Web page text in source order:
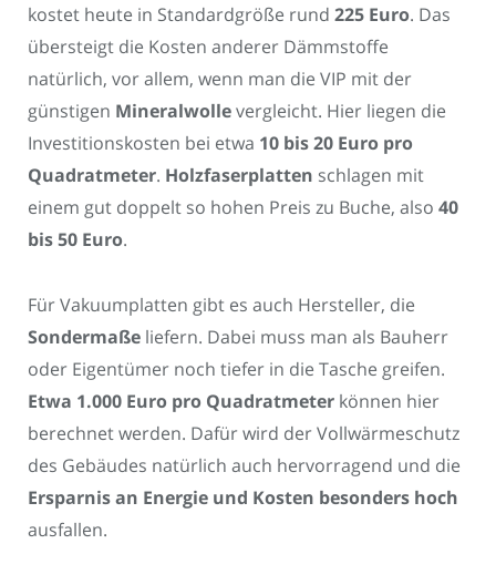
kostet heute in Standardgröße rund 225 Euro. Das
übersteigt die Kosten anderer Dämmstoffe
natürlich, vor allem, wenn man die VIP mit der
günstigen Mineralwollevergleicht. Hier liegen die
Investitionskosten bei etwa 10 bis 20 Euro pro
Quadratmeter. Holzfaserplatten schlagen mit
einem gut doppelt so hohen Preis zu Buche, also 40
bis 50 Euro.
Für Vakuumplatten gibt es auch Hersteller, die
Sondermaße liefern. Dabei muss man als Bauherr
oder Eigentümer noch tiefer in die Tasche greifen.
Etwa 1.000 Euro pro Quadratmeter können hier
berechnet werden. Dafür wird der Vollwärmeschutz
des Gebäudes natürlich auch hervorragend und die
Ersparnis an Energie und Kosten besonders hoch
ausfallen.